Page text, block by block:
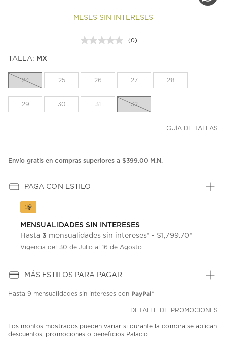
MESES SIN INTERESES
Sin
la
misma
(0)
TALLA: MX
24 25 26 27 28
29 30 31 32
GUÍA DE TALLAS
Envío gratis en compras superiores a $399.00 M.N.
PAGA CON ESTILO
MENSUALIDADES SIN INTERESES
Hasta 3 mensualidades sin intereses* - $1,799.70*
Vigencia del 30 de Julio al 16 de Agosto
MÁS ESTILOS PARA PAGAR
Hasta 9 mensualidades sin intereses con PayPal*
DETALLE DE PROMOCIONES
Los montos mostrados pueden variar si durante la compra se aplican
descuentos, promociones o beneficios Palacio